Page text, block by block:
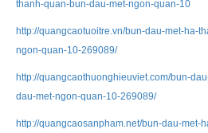
thanh-quan-bun-dau-met-ngon-quan-10
http://quangcaotuoitre.vn/bun-dau-met-ha-
ngon-quan-10-269089/
http://quangcaothuonghieuviet.com/bun-
dau-met-ngon-quan-10-269089/
http://quangcaosanpham.net/bun-dau-met-